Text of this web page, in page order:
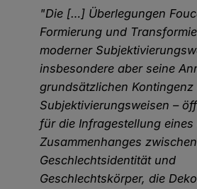
"Die […] Überlegungen
Formierung und
moderner
insbesondere aber seine
grundsätzlichen Kontingenz
Subjektivierungsweisen –
für die Infragestellung eines
Zusammenhanges zwischen
Geschlechtsidentität und
Geschlechtskörper, die